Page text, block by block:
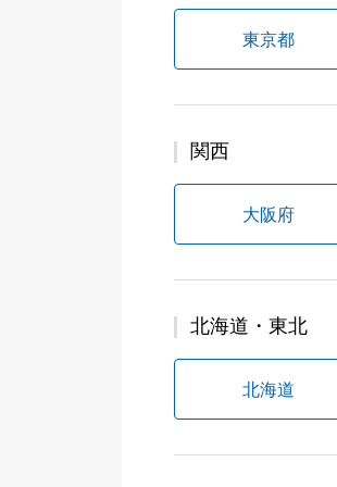
東京都
関西
大阪府
北海道・東北
北海道